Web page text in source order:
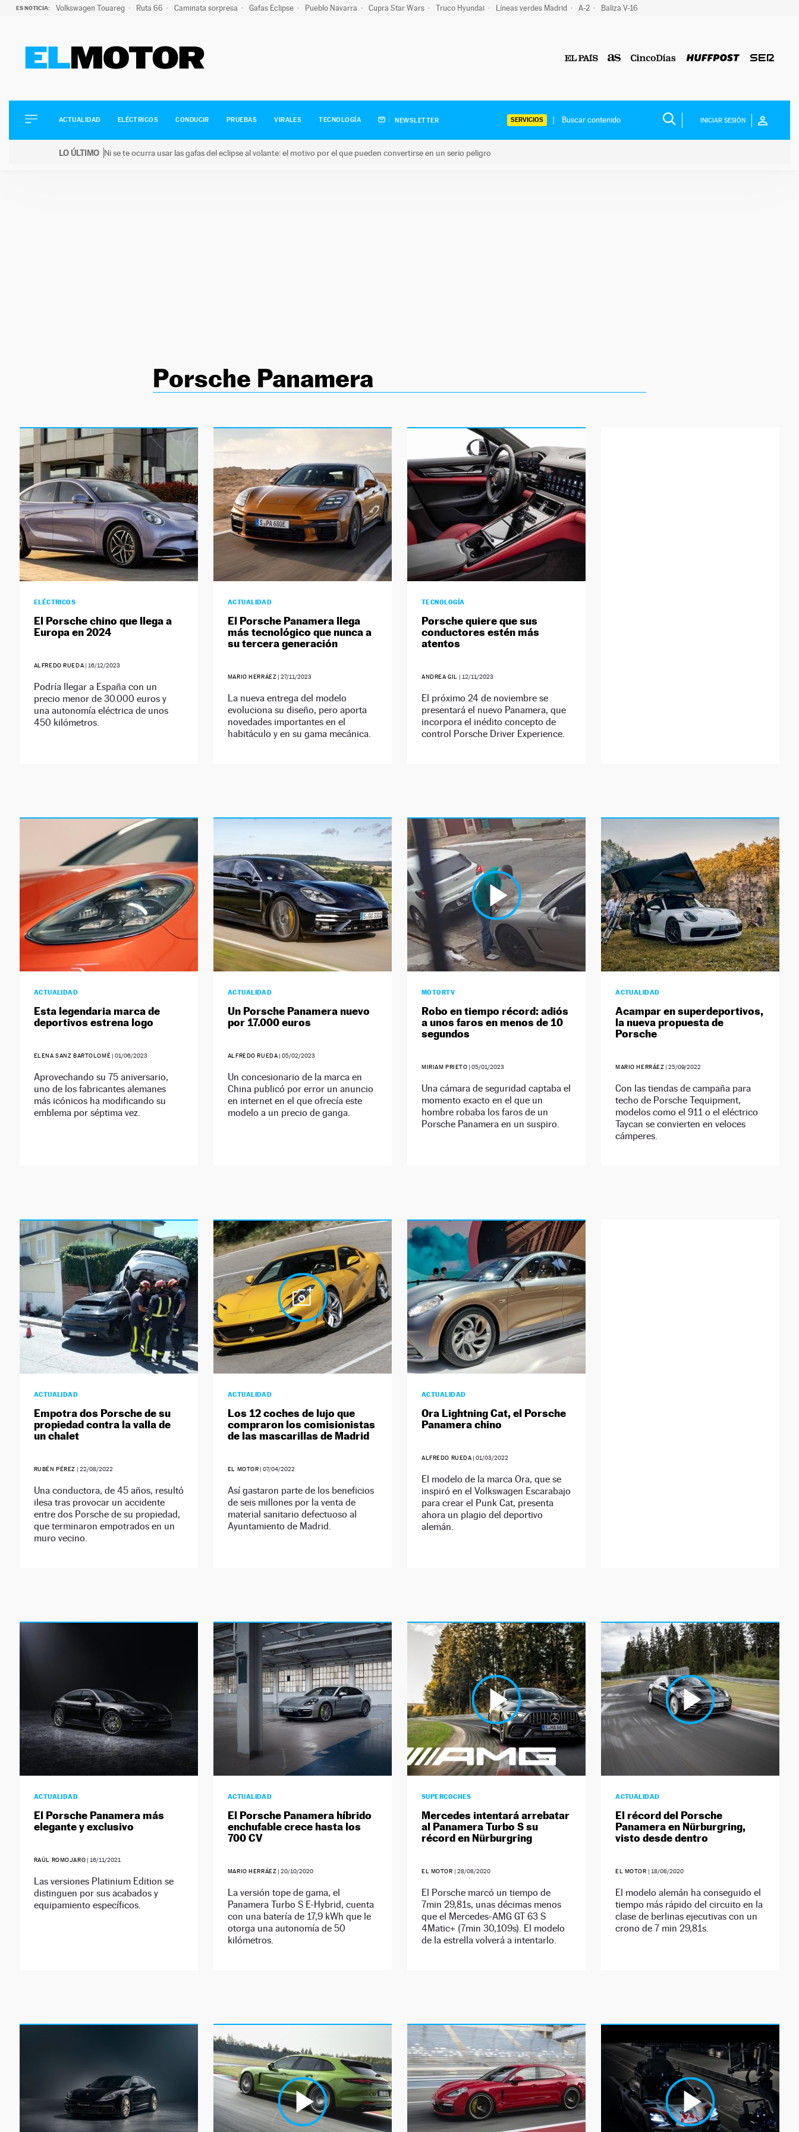
ES NOTICIA: Volkswagen Touareg Ruta 66 Caminata sorpresa Gafas Eclipse Pueblo Navarra Cupra Star Wars Truco Hyundai Líneas verdes Madrid A-2 Baliza V-16
ELÉCTRICOS
CONDUCIR
ACTUALIDAD ELÉCTRICOS CONDUCIR PRUEBAS VIRALES TECNOLOGÍA NEWSLETTER SERVICIOS INICIAR SESIÓN
LO ÚLTIMO Ni se te ocurra usar las gafas del eclipse al volante: el motivo por el que pueden convertirse en un serio peligro
Porsche Panamera
ELÉCTRICOS
El Porsche chino que llega a
Europa en 2024
ALFREDO RUEDA | 16/12/2023
Podría llegar a España con un
precio menor de 30.000 euros y
una autonomía eléctrica de unos
450 kilómetros.
ACTUALIDAD
El Porsche Panamera llega
más tecnológico que nunca a
su tercera generación
MARIO HERRÁEZ |27/11/2023
La nueva entrega del modelo
evoluciona su diseño, pero aporta
novedades importantes en el
habitáculo y en su gama mecánica.
TECNOLOGÍA
Porsche quiere que sus
conductores estén más
atentos
ANDREA GIL | 12/11/2023
El próximo 24 de noviembre se
presentará el nuevo Panamera, que
incorpora el inédito concepto de
control Porsche Driver Experience.
ACTUALIDAD
Esta legendaria marca de
deportivos estrena logo
ELENA SANZ BARTOLOMÉ |01/06/2023
Aprovechando su 75 aniversario,
uno de los fabricantes alemanes
más icónicos ha modificando su
emblema por séptima vez.
ACTUALIDAD
Un Porsche Panamera nuevo
por 17.000 euros
ALFREDO RUEDA |05/02/2023
Un concesionario de la marca en
China publicó por error un anuncio
en internet en el que ofrecía este
modelo a un precio de ganga.
MOTORTV
Robo en tiempo récord: adiós
a unos faros en menos de 10
segundos
MIRIAM PRIETO |05/01/2023
Una cámara de seguridad captaba el
momento exacto en el que un
hombre robaba los faros de un
Porsche Panamera en un suspiro.
ACTUALIDAD
Acampar en superdeportivos,
la nueva propuesta de
Porsche
MARIO HERRÁEZ |25/09/2022
Con las tiendas de campaña para
techo de Porsche Tequipment,
modelos como el 911 o el eléctrico
Taycan se convierten en veloces
cámperes.
ACTUALIDAD
Empotra dos Porsche de su
propiedad contra la valla de
un chalet
RUBÉN PÉREZ |22/08/2022
Una conductora, de 45 años, resultó
ilesa tras provocar un accidente
entre dos Porsche de su propiedad,
que terminaron empotrados en un
muro vecino.
ACTUALIDAD
Los 12 coches de lujo que
compraron los comisionistas
de las mascarillas de Madrid
EL MOTOR |07/04/2022
Así gastaron parte de los beneficios
de seis millones por la venta de
material sanitario defectuoso al
Ayuntamiento de Madrid.
ACTUALIDAD
Ora Lightning Cat, el Porsche
Panamera chino
ALFREDO RUEDA |01/03/2022
El modelo de la marca Ora, que se
inspiró en el Volkswagen Escarabajo
para crear el Punk Cat, presenta
ahora un plagio del deportivo
alemán.
ACTUALIDAD
El Porsche Panamera más
elegante y exclusivo
RAÚL ROMOJARO | 16/11/2021
Las versiones Platinium Edition se
distinguen por sus acabados y
equipamiento específicos.
ACTUALIDAD
El Porsche Panamera híbrido
enchufable crece hasta los
700 CV
MARIO HERRÁEZ |20/10/2020
La versión tope de gama, el
Panamera Turbo S E-Hybrid, cuenta
con una batería de 17,9 kWh que le
otorga una autonomía de 50
kilómetros.
SUPERCOCHES
Mercedes intentará arrebatar
al Panamera Turbo S su
récord en Nürburgring
EL MOTOR | 28/08/2020
El Porsche marcó un tiempo de
7min 29,81s, unas décimas menos
que el Mercedes-AMG GT 63 S
4Matic+ (7min 30,109s). El modelo
de la estrella volverá a intentarlo.
ACTUALIDAD
El récord del Porsche
Panamera en Nürburgring,
visto desde dentro
EL MOTOR | 18/08/2020
El modelo alemán ha conseguido el
tiempo más rápido del circuito en la
clase de berlinas ejecutivas con un
crono de 7 min 29,81s.